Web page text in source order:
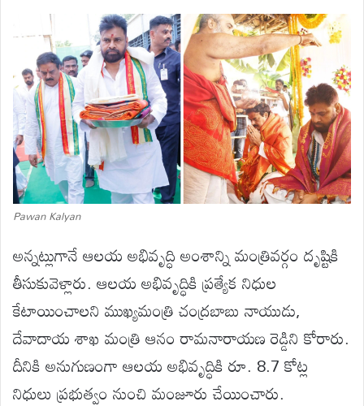
Pawan Kalyan
అన్నట్లుగానే ఆలయ అభివృద్ధి అంశాన్ని మంత్రివర్గం దృష్టికి
తీసుకువెళ్లారు. ఆలయ అభివృద్ధికి ప్రత్యేక నిధుల
కేటాయించాలని ముఖ్యమంత్రి చంద్రబాబు నాయుడు,
దేవాదాయ శాఖ మంత్రి ఆనం రామనారాయణ రెడ్డిని కోరారు.
దీనికి అనుగుణంగా ఆలయ అభివృద్ధికి రూ. 8.7 కోట్ల
నిధులు ప్రభుత్వం నుంచి మంజూరు చేయించారు.